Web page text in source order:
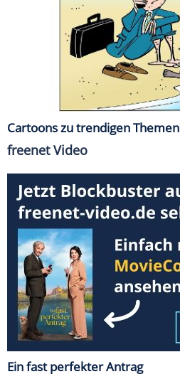
Cartoons zu trendigen Themen
freenet Video
Ein fast perfekter Antrag